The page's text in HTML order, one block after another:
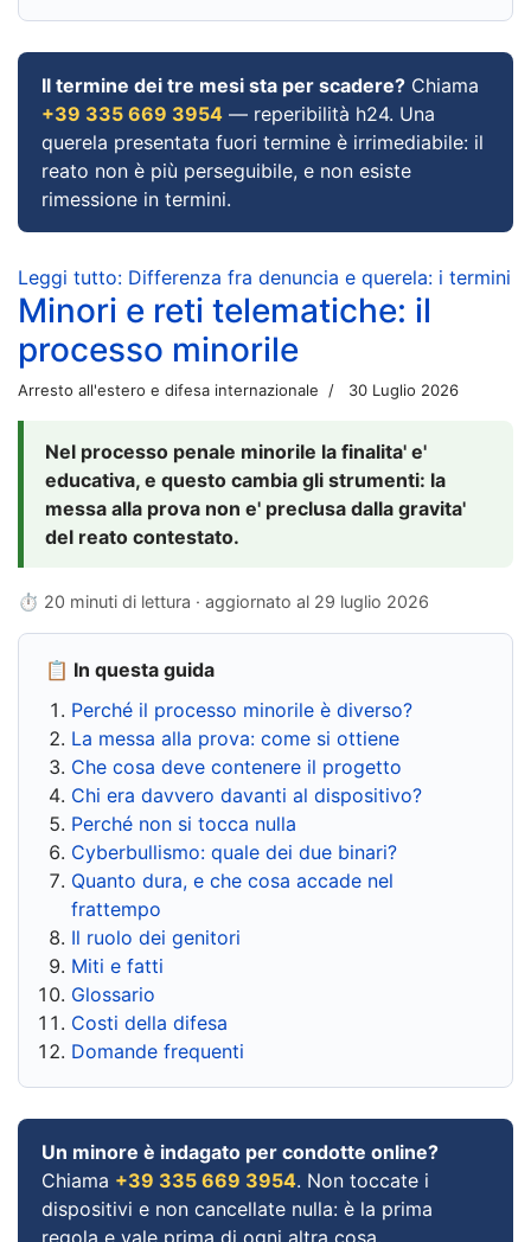
Il termine dei tre mesi sta per scadere? Chiama
+39 335 669 3954 — reperibilità h24. Una
querela presentata fuori termine è irrimediabile: il
reato non è più perseguibile, e non esiste
rimessione in termini.
Leggi tutto: Differenza fra denuncia e querela: i termini
Minori e reti telematiche: il
processo minorile
Arresto all'estero e difesa internazionale 30 Luglio 2026
Nel processo penale minorile la finalita' e'
educativa, e questo cambia gli strumenti: la
messa alla prova non e' preclusa dalla gravita'
del reato contestato.
⏱ 20 minuti di lettura · aggiornato al 29 luglio 2026
📋 In questa guida
Perché il processo minorile è diverso?
La messa alla prova: come si ottiene
Che cosa deve contenere il progetto
Chi era davvero davanti al dispositivo?
Perché non si tocca nulla
Cyberbullismo: quale dei due binari?
Quanto dura, e che cosa accade nel
frattempo
Il ruolo dei genitori
Miti e fatti
Glossario
Costi della difesa
Domande frequenti
Un minore è indagato per condotte online?
Chiama +39 335 669 3954. Non toccate i
dispositivi e non cancellate nulla: è la prima
regola e vale prima di ogni altra cosa.